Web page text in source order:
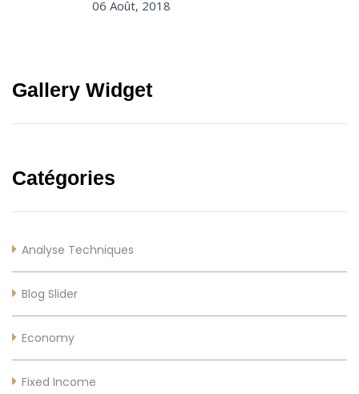
06 Août, 2018
Gallery Widget
Catégories
Analyse Techniques
Blog Slider
Economy
Fixed Income